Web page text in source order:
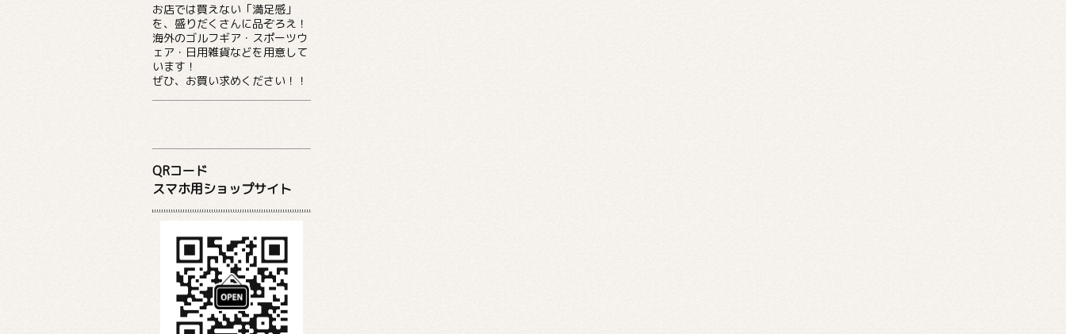
お店では買えない「満足感」
を、盛りだくさんに品ぞろえ！
海外のゴルフギア・スポーツウ
ェア・日用雑貨などを用意して
います！
ぜひ、お買い求めください！！
QRコード
スマホ用ショップサイト